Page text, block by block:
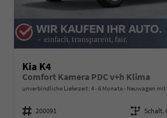
Kia K4
Comfort Kamera PDC v+h Klima
unverbindliche Lieferzeit: 4 - 6 Monate Neuwagen
Fahrzeugnummer 200091 Getriebe Schalt.